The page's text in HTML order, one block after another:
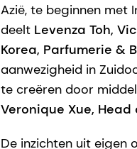
Azië, te beginnen met
deelt Levenza Toh,
Korea, Parfumerie &
aanwezigheid in
te creëren door
Veronique Xue,
De inzichten uit eigen